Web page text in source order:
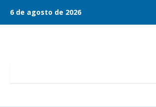
6 de agosto de 2026